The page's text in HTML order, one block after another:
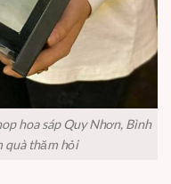
hoa sáp Quy Nhơn, Bình
quà thăm hỏi